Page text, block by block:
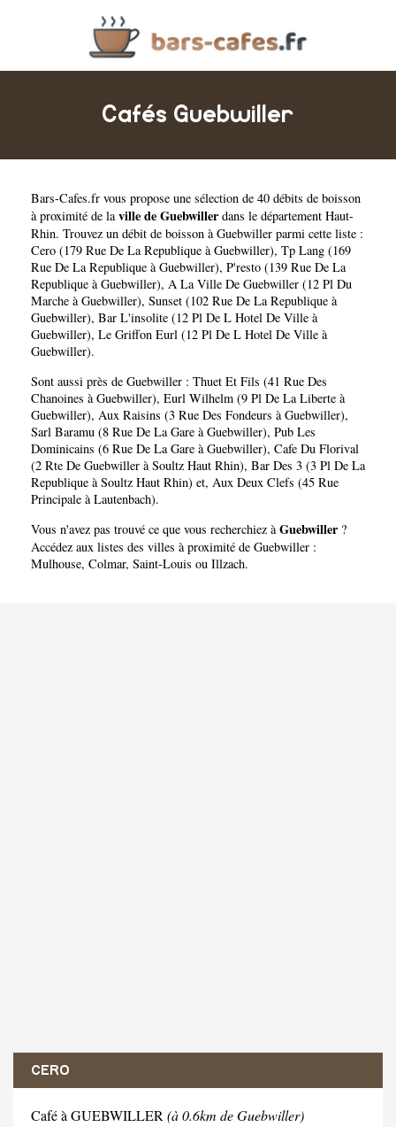
Cafés Guebwiller
Bars-Cafes.fr vous propose une sélection de 40 débits de boisson
à proximité de laville de Guebwillerdans le département Haut-
Rhin. Trouvez un débit de boisson à Guebwiller parmi cette liste :
Cero (179 Rue De La Republique à Guebwiller), Tp Lang (169
Rue De La Republique à Guebwiller), P'resto (139 Rue De La
Republique à Guebwiller), A La Ville De Guebwiller (12 Pl Du
Marche à Guebwiller), Sunset (102 Rue De La Republique à
Guebwiller), Bar L'insolite (12 Pl De L Hotel De Ville à
Guebwiller), Le Griffon Eurl (12 Pl De L Hotel De Ville à
Guebwiller).
Sont aussi près de Guebwiller : Thuet Et Fils (41 Rue Des
Chanoines à Guebwiller), Eurl Wilhelm (9 Pl De La Liberte à
Guebwiller), Aux Raisins (3 Rue Des Fondeurs à Guebwiller),
Sarl Baramu (8 Rue De La Gare à Guebwiller), Pub Les
Dominicains (6 Rue De La Gare à Guebwiller), Cafe Du Florival
(2 Rte De Guebwiller à Soultz Haut Rhin), Bar Des 3 (3 Pl De La
Republique à Soultz Haut Rhin) et, Aux Deux Clefs (45 Rue
Principale à Lautenbach).
Vous n'avez pas trouvé ce que vous recherchiez àGuebwiller?
Accédez aux listes des villes à proximité de Guebwiller :
Mulhouse, Colmar, Saint-Louis ou Illzach.
CERO
Café à GUEBWILLER (à 0.6km de Guebwiller)